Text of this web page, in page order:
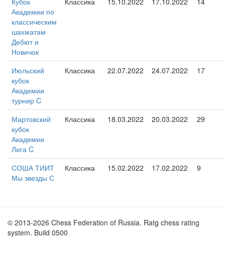
Академии по
классическим
шахматам
Дебют и
Новичок
Июльский
кубок
Академии
турнир C
Классика 22.07.2022 24.07.2022 17
Мартовский
кубок
Академии
Лига C
Классика 18.03.2022 20.03.2022 29
СОША ТИИТ
Мы звезды С
Классика 15.02.2022 17.02.2022 9
© 2013-2026 Chess Federation of Russia. Ratg chess rating
system. Build 0500